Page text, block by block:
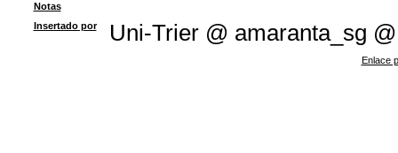
Notas
Insertado por
Uni-Trier @ amaranta_sg @
Enlace